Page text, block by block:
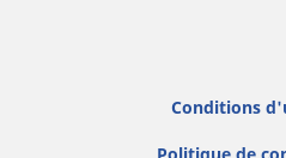
Conditions